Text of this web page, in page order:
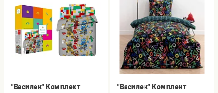
"Василек" Комплект
"Василек" Комплект